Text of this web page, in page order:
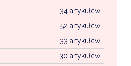
34 artykułów
52 artykułów
33 artykułów
30 artykułów